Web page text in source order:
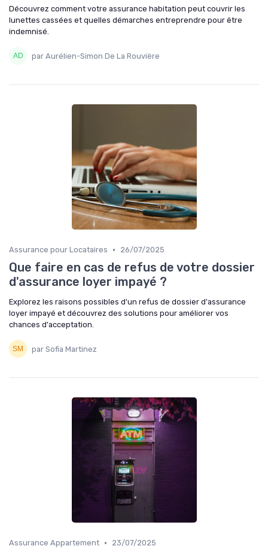
Découvrez comment votre assurance habitation peut couvrir les
lunettes cassées et quelles démarches entreprendre pour être
indemnisé.
par Aurélien-Simon De La Rouvière
Assurance pour Locataires • 26/07/2025
Que faire en cas de refus de votre dossier
d'assurance loyer impayé ?
Explorez les raisons possibles d'un refus de dossier d'assurance
loyer impayé et découvrez des solutions pour améliorer vos
chances d'acceptation.
par Sofia Martinez
Assurance Appartement • 23/07/2025